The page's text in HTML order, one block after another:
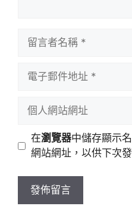
址
站
址
在瀏覽器中儲存顯示
網站網址，以供下次